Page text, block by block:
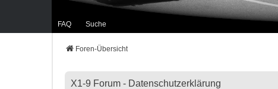
FAQ Suche
Foren-Übersicht
X1-9 Forum - Datenschutzerklärung